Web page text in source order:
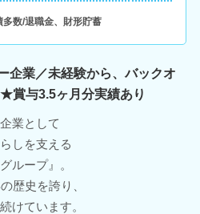
多数/退職金、財形貯蓄
企業／未経験から、バックオ
賞与3.5ヶ月分実績あり
業として
しを支える
ループ』。
歴史を誇り、
けています。